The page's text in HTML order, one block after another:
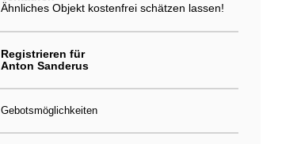
Ähnliches Objekt kostenfrei schätzen lassen!
Registrieren für
Anton Sanderus
Gebotsmöglichkeiten